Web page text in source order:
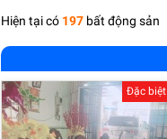
Hiện tại có 197 bất động sản
Đặc biệt